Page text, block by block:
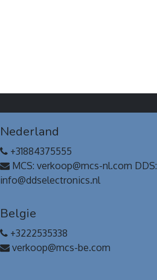
Nederland
+31884375555
MCS: verkoop@mcs-nl.com DDS:
info@ddselectronics.nl
Belgie
+3222535338
verkoop@mcs-be.com